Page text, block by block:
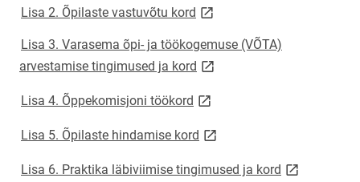
Lisa 2. Õpilaste vastuvõtu kord link opens on new page
Lisa 3. Varasema õpi- ja töökogemuse (VÕTA)
arvestamise tingimused ja kord link opens on new page
Lisa 4. Õppekomisjoni töökord link opens on new page
Lisa 5. Õpilaste hindamise kord link opens on new page
Lisa 6. Praktika läbiviimise tingimused ja kord link opens